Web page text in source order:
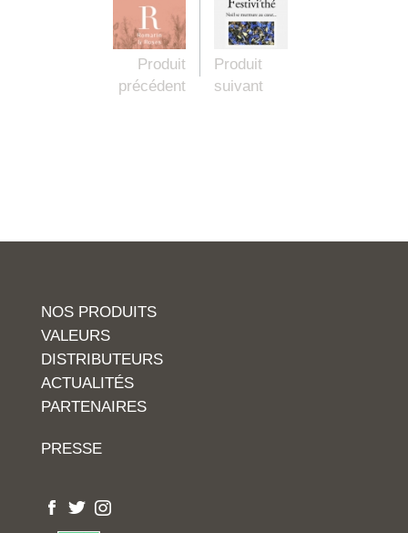
Produit
précédent
Produit
suivant
NOS PRODUITS
VALEURS
DISTRIBUTEURS
ACTUALITÉS
PARTENAIRES
PRESSE